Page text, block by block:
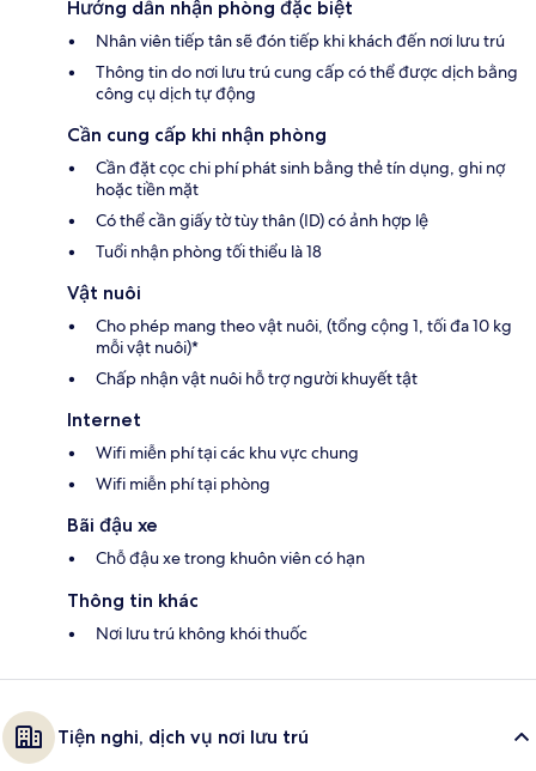
Hướng dẫn nhận phòng đặc biệt
Nhân viên tiếp tân sẽ đón tiếp khi khách đến nơi lưu trú
Thông tin do nơi lưu trú cung cấp có thể được dịch bằng
công cụ dịch tự động
Cần cung cấp khi nhận phòng
Cần đặt cọc chi phí phát sinh bằng thẻ tín dụng, ghi nợ
hoặc tiền mặt
Có thể cần giấy tờ tùy thân (ID) có ảnh hợp lệ
Tuổi nhận phòng tối thiểu là 18
Vật nuôi
Cho phép mang theo vật nuôi, (tổng cộng 1, tối đa 10 kg
mỗi vật nuôi)*
Chấp nhận vật nuôi hỗ trợ người khuyết tật
Internet
Wifi miễn phí tại các khu vực chung
Wifi miễn phí tại phòng
Bãi đậu xe
Chỗ đậu xe trong khuôn viên có hạn
Thông tin khác
Nơi lưu trú không khói thuốc
Tiện nghi, dịch vụ nơi lưu trú